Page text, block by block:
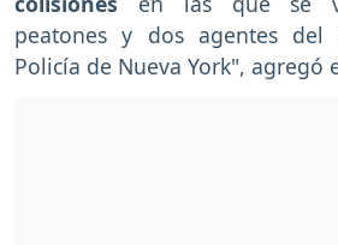
peatones y dos agentes del
Policía de Nueva York", agregó